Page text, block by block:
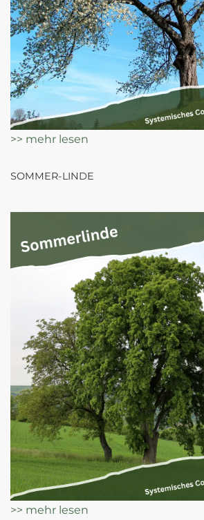
>> mehr lesen
SOMMER-LINDE
>> mehr lesen